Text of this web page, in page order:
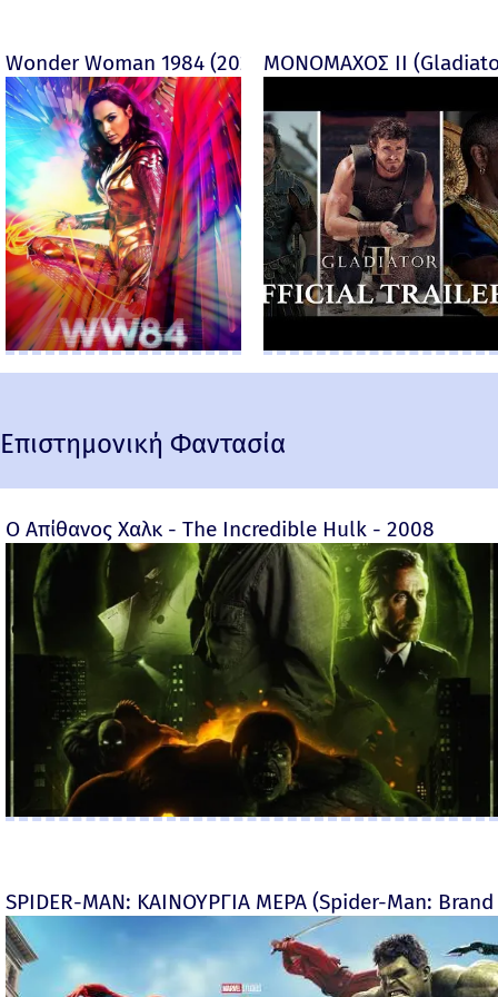
Wonder Woman 1984 (2020)ΜΟΝΟΜΑΧΟΣ ΙΙ
Επιστημονική Φαντασία
Ο Απίθανος Χαλκ - The Incredible Hulk - 2008
SPIDER-MAN: ΚΑΙΝΟΥΡΓΙΑ ΜΕΡΑ (Spider-Man: